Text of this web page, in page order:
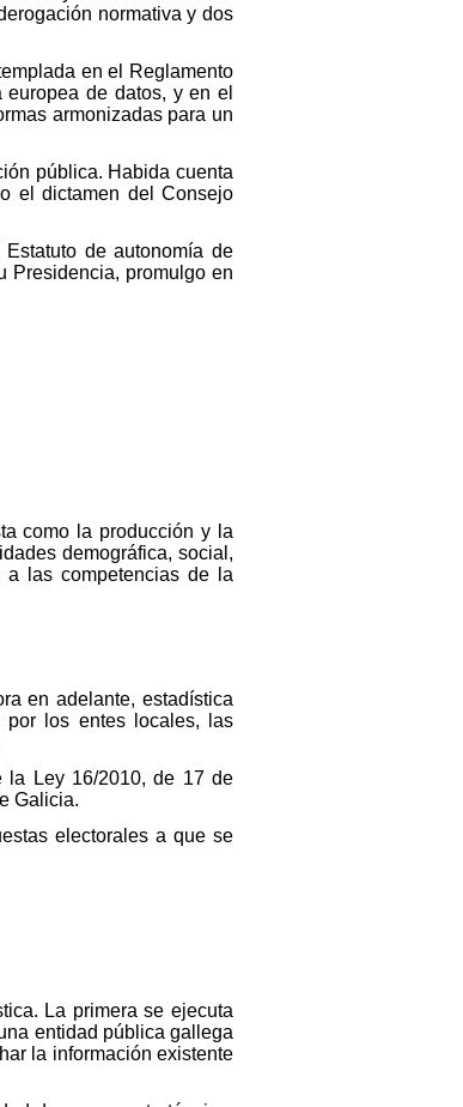
normativa y dos
en el Reglamento
de datos, y en el
armonizadas para un
pública. Habida cuenta
el dictamen del Consejo
de autonomía de
Presidencia, promulgo en
como la producción y la
demográfica, social,
a las competencias de la
en adelante, estadística
por los entes locales, las
la Ley 16/2010, de 17 de
Galicia.
electorales a que se
La primera se ejecuta
entidad pública gallega
la información existente